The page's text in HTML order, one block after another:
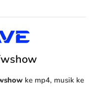
ke mp4, musik ke